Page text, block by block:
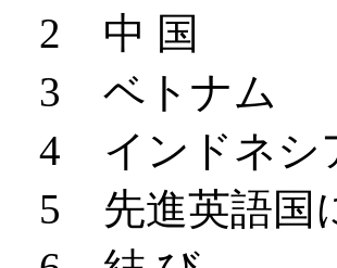
国
トナム
ドネシ
英語国に